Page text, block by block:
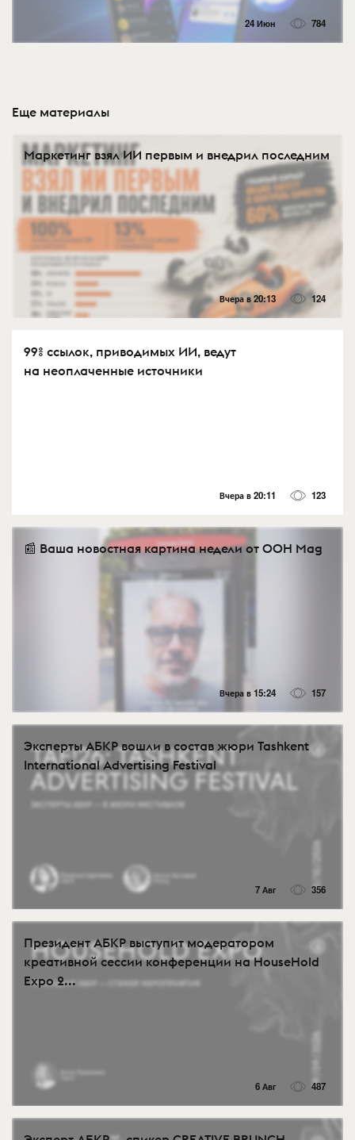
24 Июн 784
Еще материалы
Маркетинг взял ИИ первым и внедрил последним
Вчера в 20:13 124
99% ссылок, приводимых ИИ, ведут
на неоплаченные источники
Вчера в 20:11 123
📰 Ваша новостная картина недели от OOH Mag
Вчера в 15:24 157
Эксперты АБКР вошли в состав жюри Tashkent
International Advertising Festival
7 Авг 356
Президент АБКР выступит модератором
креативной сессии конференции на HouseHold
Expo 2...
6 Авг 487